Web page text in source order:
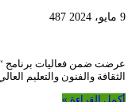
9 مايو، 2024 487
الثقافة والفنون والتعليم
أكمل القراءة »